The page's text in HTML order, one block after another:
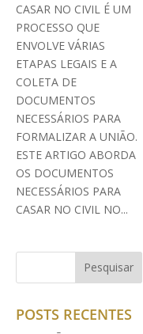
CASAR NO CIVIL É UM
PROCESSO QUE
ENVOLVE VÁRIAS
ETAPAS LEGAIS E A
COLETA DE
DOCUMENTOS
NECESSÁRIOS PARA
FORMALIZAR A UNIÃO.
ESTE ARTIGO ABORDA
OS DOCUMENTOS
NECESSÁRIOS PARA
CASAR NO CIVIL NO...
POSTS RECENTES